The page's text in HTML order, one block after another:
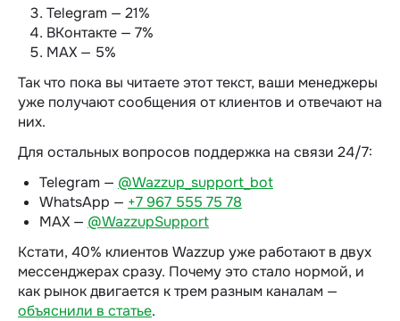
Telegram — 21%
ВКонтакте — 7%
MAX — 5%
Так что пока вы читаете этот текст, ваши менеджеры
уже получают сообщения от клиентов и отвечают на
них.
Для остальных вопросов поддержка на связи 24/7:
Telegram — @Wazzup_support_bot
WhatsApp — +7 967 555 75 78
MAX — @WazzupSupport
Кстати, 40% клиентов Wazzup уже работают в двух
мессенджерах сразу. Почему это стало нормой, и
как рынок двигается к трем разным каналам —
объяснили в статье.